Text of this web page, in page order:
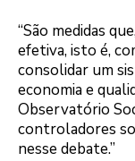
“São medidas
efetiva, isto é,
consolidar um
economia e
Observatório
controladores
nesse debate.”